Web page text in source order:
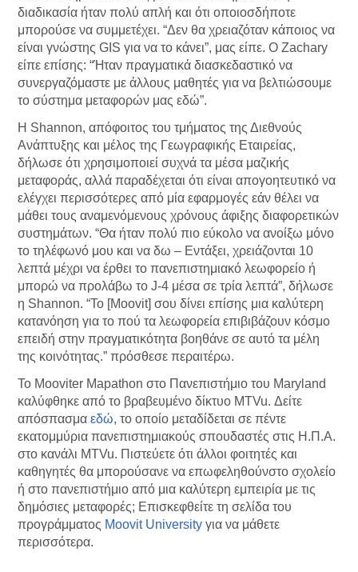
διαδικασία ήταν πολύ απλή και ότι οποιοσδήποτε
μπορούσε να συμμετέχει. “Δεν θα χρειαζόταν κάποιος να
είναι γνώστης GIS για να το κάνει”, μας είπε. Ο Zachary
είπε επίσης: “Ήταν πραγματικά διασκεδαστικό να
συνεργαζόμαστε με άλλους μαθητές για να βελτιώσουμε
το σύστημα μεταφορών μας εδώ”.
Η Shannon, απόφοιτος του τμήματος της Διεθνούς
Ανάπτυξης και μέλος της Γεωγραφικής Εταιρείας,
δήλωσε ότι χρησιμοποιεί συχνά τα μέσα μαζικής
μεταφοράς, αλλά παραδέχεται ότι είναι απογοητευτικό να
ελέγχει περισσότερες από μία εφαρμογές εάν θέλει να
μάθει τους αναμενόμενους χρόνους άφιξης διαφορετικών
συστημάτων. “Θα ήταν πολύ πιο εύκολο να ανοίξω μόνο
το τηλέφωνό μου και να δω – Εντάξει, χρειάζονται 10
λεπτά μέχρι να έρθει το πανεπιστημιακό λεωφορείο ή
μπορώ να προλάβω το J-4 μέσα σε τρία λεπτά”, δήλωσε
η Shannon. “Το [Moovit] σου δίνει επίσης μια καλύτερη
κατανόηση για το πού τα λεωφορεία επιβιβάζουν κόσμο
επειδή στην πραγματικότητα βοηθάνε σε αυτό τα μέλη
της κοινότητας.” πρόσθεσε περαιτέρω.
Το Mooviter Mapathon στο Πανεπιστήμιο του Maryland
καλύφθηκε από το βραβευμένο δίκτυο MTVu. Δείτε
απόσπασμα εδώ, το οποίο μεταδίδεται σε πέντε
εκατομμύρια πανεπιστημιακούς σπουδαστές στις Η.Π.Α.
στο κανάλι MTVu. Πιστεύετε ότι άλλοι φοιτητές και
καθηγητές θα μπορούσανε να επωφεληθούνστο σχολείο
ή στο πανεπιστήμιο από μια καλύτερη εμπειρία με τις
δημόσιες μεταφορές; Επισκεφθείτε τη σελίδα του
προγράμματος Moovit University για να μάθετε
περισσότερα.